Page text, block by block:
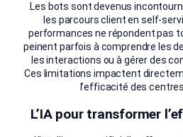
Les bots sont devenus
les parcours client en self-
performances ne répondent pas
peinent parfois à comprendre les
les interactions ou à gérer des
Ces limitations impactent
l’efficacité des
L’IA pour transformer